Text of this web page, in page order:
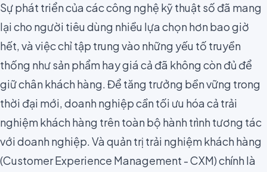
Sự phát triển của các công nghệ kỹ thuật số đã mang
lại cho người tiêu dùng nhiều lựa chọn hơn bao giờ
hết, và việc chỉ tập trung vào những yếu tố truyền
thống như sản phẩm hay giá cả đã không còn đủ để
giữ chân khách hàng. Để tăng trưởng bền vững trong
thời đại mới, doanh nghiệp cần tối ưu hóa cả trải
nghiệm khách hàng trên toàn bộ hành trình tương tác
với doanh nghiệp. Và quản trị trải nghiệm khách hàng
(Customer Experience Management - CXM) chính là